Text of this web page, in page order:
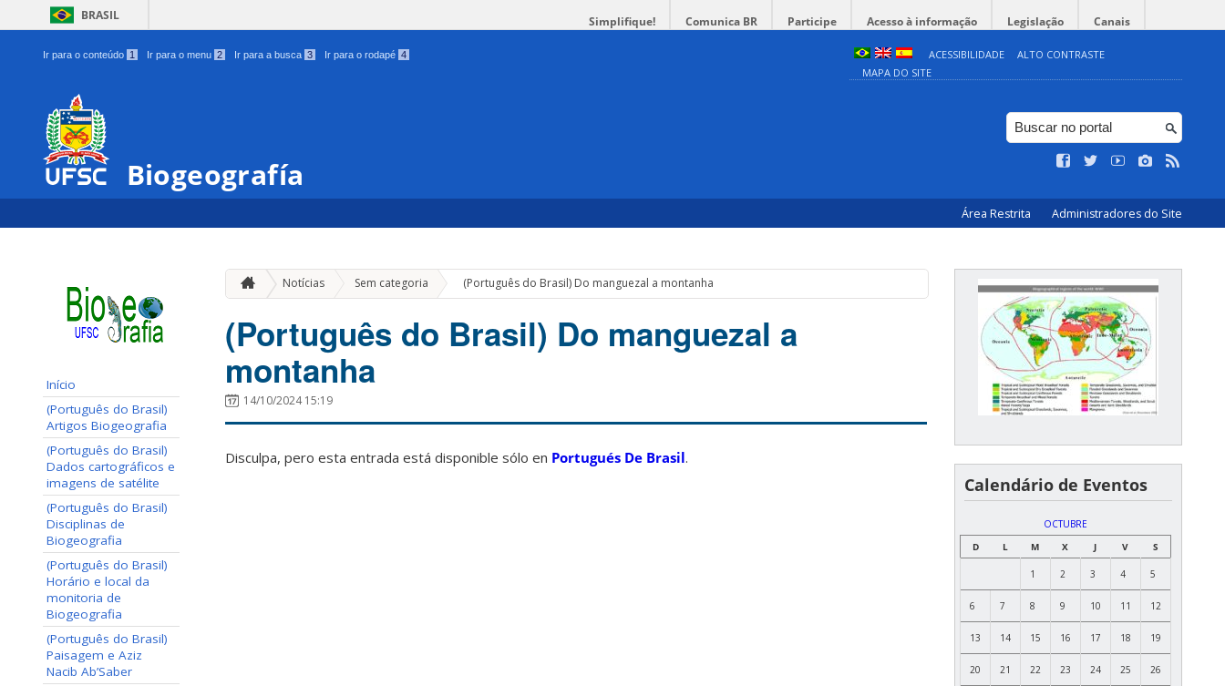
BRASIL Simplifique! Comunica BR Participe Acesso à informação Legislação Canais
Ir para o conteúdo 1 Ir para o menu 2 Ir para a busca 3 Ir para o rodapé 4 ACESSIBILIDADE
ALTO CONTRASTE
MAPA DO SITE
Biogeografía
Área Restrita Administradores do Site
Início
(Português do Brasil)
Artigos Biogeografia
(Português do Brasil)
Dados cartográficos e
imagens de satélite
(Português do Brasil)
Disciplinas de
Biogeografia
(Português do Brasil)
Horário e local da
monitoria de
Biogeografia
(Português do Brasil)
Paisagem e Aziz
Nacib Ab’Saber
Notícias Sem categoria » (Português do Brasil) Do manguezal a montanha
(Português do Brasil) Do manguezal a
montanha
14/10/2024 15:19
Disculpa, pero esta entrada está disponible sólo en Portugués De Brasil.
Calendário de Eventos
OCTUBRE
D
L M X J V S
1 2 3 4 5
6 7 8 9 10 11 12
13 14 15 16 17 18 19
20 21 22 23 24 25 26